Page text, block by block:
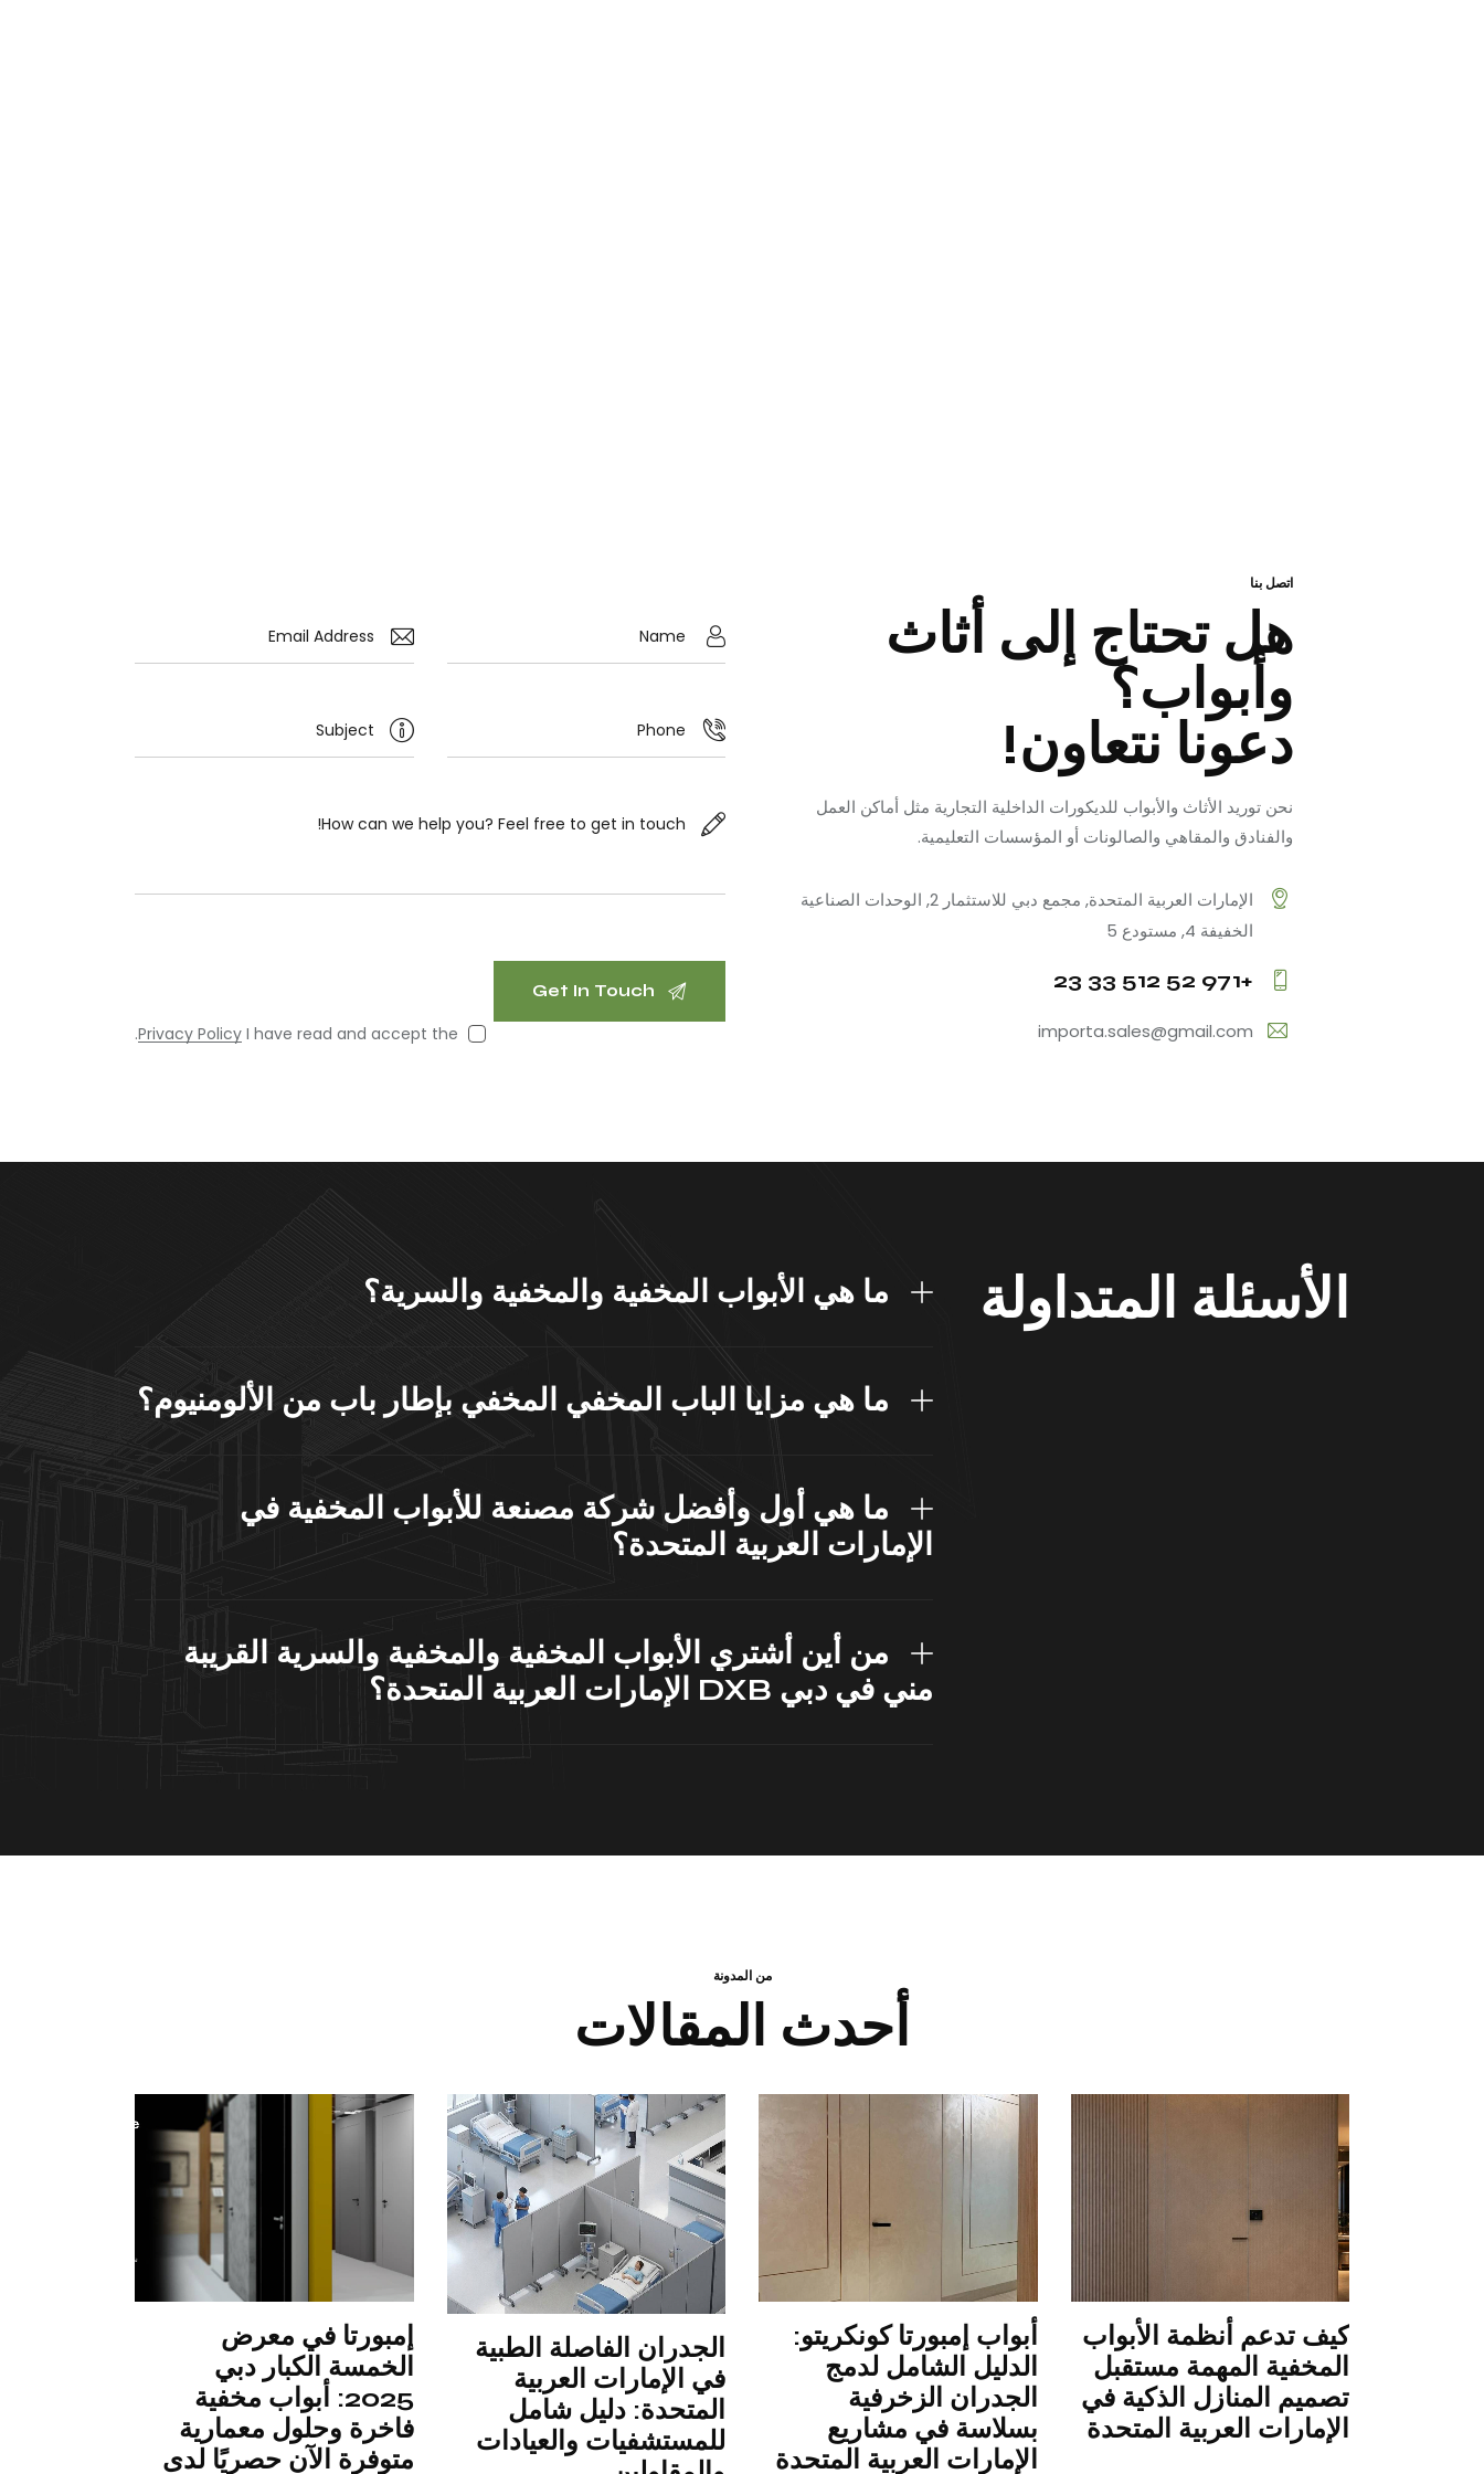
اتصل بنا
هل تحتاج إلى أثاث
وأبواب؟
دعونا نتعاون!
نحن توريد الأثاث والأبواب للديكورات الداخلية التجارية مثل أماكن العمل
والفنادق والمقاهي والصالونات أو المؤسسات التعليمية.
الإمارات العربية المتحدة, مجمع دبي للاستثمار 2, الوحدات الصناعية
الخفيفة 4, مستودع 5
+971 52 512 33 23
importa.sales@gmail.com
I have read and accept the
Privacy Policy
.
الأسئلة المتداولة ما هي الأبواب المخفية والمخفية والسرية؟
ما هي مزايا الباب المخفي المخفي بإطار باب من الألومنيوم؟
ما هي أول وأفضل شركة مصنعة للأبواب المخفية في
الإمارات العربية المتحدة؟
من أين أشتري الأبواب المخفية والمخفية والسرية القريبة
مني في دبي DXB الإمارات العربية المتحدة؟
من المدونة
أحدث المقالات
كيف تدعم أنظمة الأبواب
المخفية المهمة مستقبل
تصميم المنازل الذكية في
الإمارات العربية المتحدة
أبواب إمبورتا كونكريتو:
الدليل الشامل لدمج
الجدران الزخرفية
بسلاسة في مشاريع
الإمارات العربية المتحدة
الجدران الفاصلة الطبية
في الإمارات العربية
المتحدة: دليل شامل
للمستشفيات والعيادات
إمبورتا في معرض
الخمسة الكبار دبي
2025: أبواب مخفية
فاخرة وحلول معمارية
متوفرة الآن حصريًا لدى